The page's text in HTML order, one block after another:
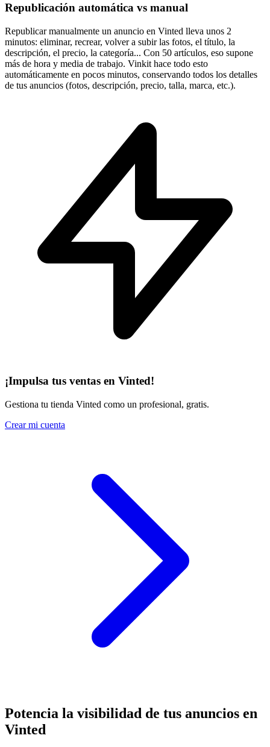
Republicación automática vs manual
Republicar manualmente un anuncio en Vinted lleva unos 2
minutos: eliminar, recrear, volver a subir las fotos, el título, la
descripción, el precio, la categoría... Con 50 artículos, eso supone
más de hora y media de trabajo. Vinkit hace todo esto
automáticamente en pocos minutos, conservando todos los detalles
de tus anuncios (fotos, descripción, precio, talla, marca, etc.).
¡Impulsa tus ventas en Vinted!
Gestiona tu tienda Vinted como un profesional, gratis.
Crear mi cuenta
Potencia la visibilidad de tus anuncios en
Vinted